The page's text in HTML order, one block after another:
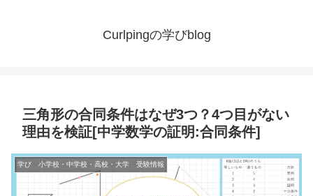
Curlpingの学びblog
三角形の合同条件はなぜ3つ？4つ目がない
理由を検証[中学数学の証明:合同条件]
学び 小学校・中学校・高校・大学 受験情報